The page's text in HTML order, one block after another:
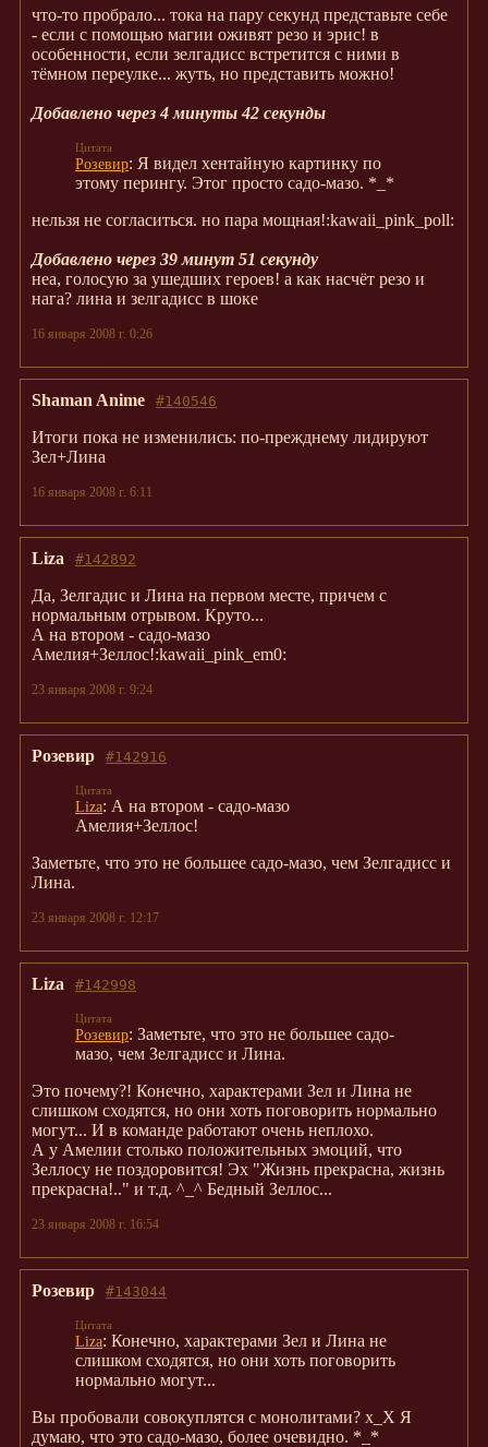
что-то пробрало... тока на пару секунд представьте себе
- если с помощью магии оживят резо и эрис! в
особенности, если зелгадисс встретится с ними в
тёмном переулке... жуть, но представить можно!
Добавлено через 4 минуты 42 секунды
Розевир: Я видел хентайную картинку по
этому перингу. Этог просто садо-мазо. *_*
нельзя не согласиться. но пара мощная!:kawaii_pink_poll:
Добавлено через 39 минут 51 секунду
неа, голосую за ушедших героев! а как насчёт резо и
нага? лина и зелгадисс в шоке
16 января 2008 г. 0:26
#140546
Shaman Anime
Итоги пока не изменились: по-прежднему лидируют
Зел+Лина
16 января 2008 г. 6:11
#142892
Liza
Да, Зелгадис и Лина на первом месте, причем с
нормальным отрывом. Круто...
А на втором - садо-мазо
Амелия+Зеллос!:kawaii_pink_em0:
23 января 2008 г. 9:24
#142916
Розевир
Liza: А на втором - садо-мазо
Амелия+Зеллос!
Заметьте, что это не большее садо-мазо, чем Зелгадисс и
Лина.
23 января 2008 г. 12:17
#142998
Liza
Розевир: Заметьте, что это не большее садо-
мазо, чем Зелгадисс и Лина.
Это почему?! Конечно, характерами Зел и Лина не
слишком сходятся, но они хоть поговорить нормально
могут... И в команде работают очень неплохо.
А у Амелии столько положительных эмоций, что
Зеллосу не поздоровится! Эх "Жизнь прекрасна, жизнь
прекрасна!.." и т.д. ^_^ Бедный Зеллос...
23 января 2008 г. 16:54
#143044
Розевир
Liza: Конечно, характерами Зел и Лина не
слишком сходятся, но они хоть поговорить
нормально могут...
Вы пробовали совокуплятся с монолитами? x_X Я
думаю, что это садо-мазо, более очевидно. *_*